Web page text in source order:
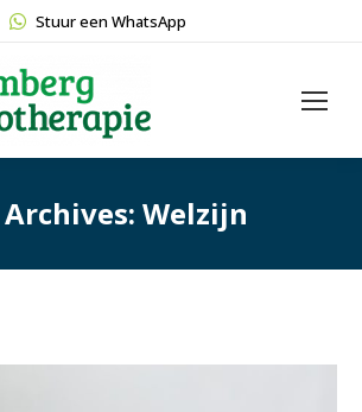
Stuur een WhatsApp
Welzijn